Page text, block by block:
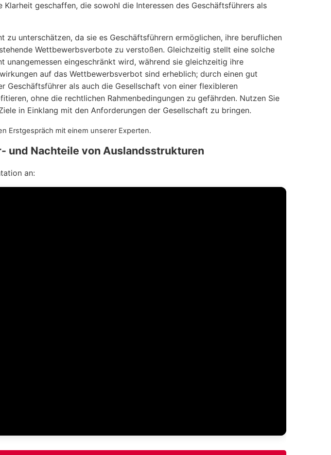
geschaffen, die sowohl die Interessen des Geschäftsführers als
zu unterschätzen, da sie es Geschäftsführern ermöglichen, ihre beruflichen
Wettbewerbsverbote zu verstoßen. Gleichzeitig stellt eine solche
unangemessen eingeschränkt wird, während sie gleichzeitig ihre
auf das Wettbewerbsverbot sind erheblich; durch einen gut
Geschäftsführer als auch die Gesellschaft von einer flexibleren
ohne die rechtlichen Rahmenbedingungen zu gefährden. Nutzen Sie
in Einklang mit den Anforderungen der Gesellschaft zu bringen.
Erstgespräch mit einem unserer Experten.
und Nachteile von Auslandsstrukturen
an: